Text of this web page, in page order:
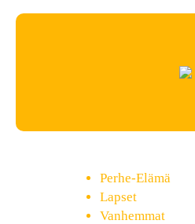
Perhe-Elämä
Lapset
Vanhemmat